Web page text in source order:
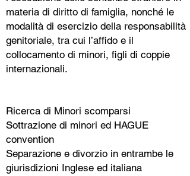
materia di diritto di famiglia, nonché le
modalità di esercizio della responsabilità
genitoriale, tra cui l’affido e il
collocamento di minori, figli di coppie
internazionali.
Ricerca di Minori scomparsi
Sottrazione di minori ed HAGUE
convention
Separazione e divorzio in entrambe le
giurisdizioni Inglese ed italiana